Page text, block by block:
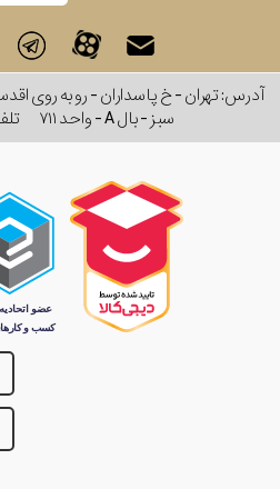
سبز - بال A - واحد ۷۱۱